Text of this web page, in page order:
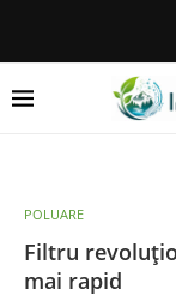
POLUARE
Filtru
mai rapid